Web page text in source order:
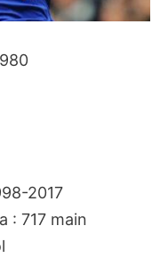
2017
: 717 main